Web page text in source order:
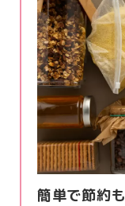
簡単で節約